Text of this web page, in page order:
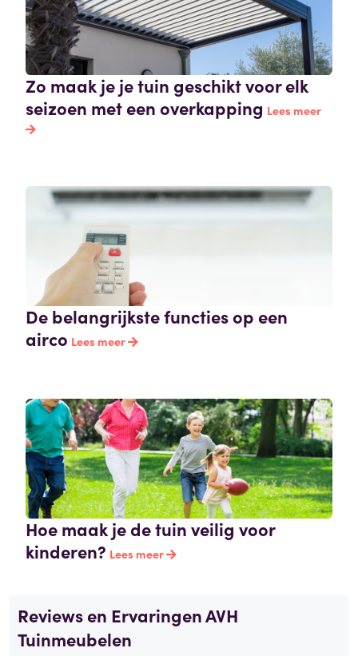
Zo maak je je tuin geschikt voor elk
seizoen met een overkapping Lees meer
De belangrijkste functies op een
airco Lees meer
Hoe maak je de tuin veilig voor
kinderen? Lees meer
Reviews en Ervaringen AVH
Tuinmeubelen